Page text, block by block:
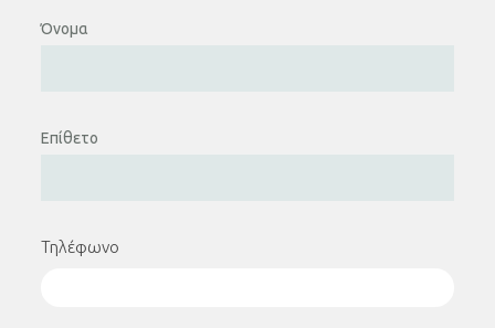
Όνομα
Επίθετο
Τηλέφωνο